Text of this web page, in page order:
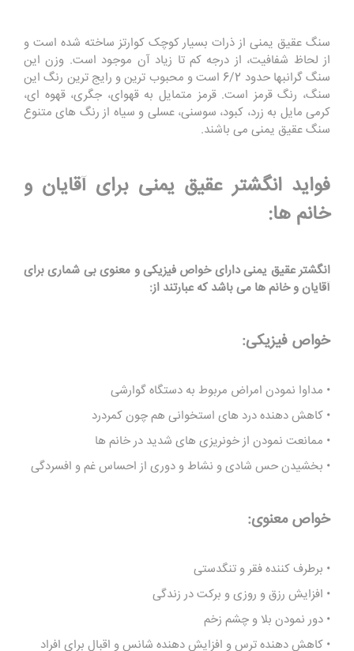
سنگ عقیق یمنی از ذرات بسیار کوچک کوارتز ساخته شده است و
از لحاظ شفافیت، از درجه کم تا زیاد آن موجود است. وزن این
سنگ گرانبها حدود 6/2 است و محبوب ترین و رایج ترین رنگ این
سنگ، رنگ قرمز است. قرمز متمایل به قهوای، جگری، قهوه ای،
کرمی مایل به زرد، کبود، سوسنی، عسلی و سیاه از رنگ های متنوع
سنگ عقیق یمنی می باشند.
فواید انگشتر عقیق یمنی برای آقایان و
خانم ها:
انگشتر عقیق یمنی دارای خواص فیزیکی و معنوی بی شماری برای
آقایان و خانم ها می باشد که عبارتند از:
خواص فیزیکی:
• مداوا نمودن امراض مربوط به دستگاه گوارشی
• کاهش دهنده درد های استخوانی هم چون کمردرد
• ممانعت نمودن از خونریزی های شدید در خانم ها
• بخشیدن حس شادی و نشاط و دوری از احساس غم و افسردگی
خواص معنوی:
• برطرف کننده فقر و تنگدستی
• افزایش رزق و روزی و برکت در زندگی
• دور نمودن بلا و چشم زخم
• کاهش دهنده ترس و افزایش دهنده شانس و اقبال برای افراد